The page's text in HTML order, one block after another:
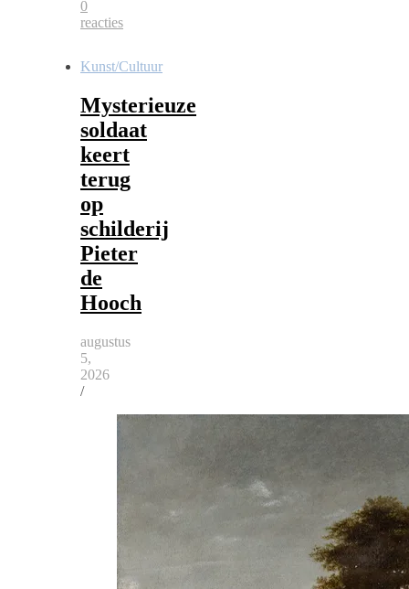
0
reacties
Kunst/Cultuur
Mysterieuze
soldaat
keert
terug
op
schilderij
Pieter
de
Hooch
augustus
5,
2026
/